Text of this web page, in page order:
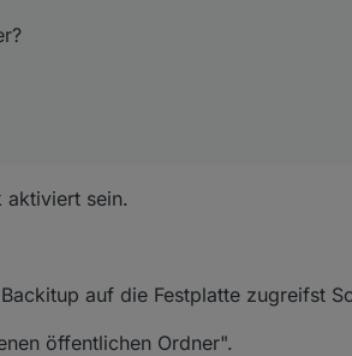
aktiviert sein.
auf die Festplatte zugreifst
öffentlichen Ordner".